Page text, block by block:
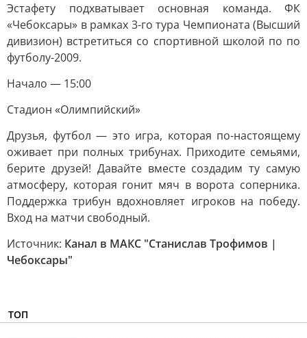
Эстафету подхватывает основная команда. ФК
«Чебоксары» в рамках 3-го тура Чемпионата (Высший
дивизион) встретиться со спортивной школой по по
футболу-2009.
Начало — 15:00
Стадион «Олимпийский»
Друзья, футбол — это игра, которая по-настоящему
оживает при полных трибунах. Приходите семьями,
берите друзей! Давайте вместе создадим ту самую
атмосферу, которая гонит мяч в ворота соперника.
Поддержка трибун вдохновляет игроков на победу.
Вход на матчи свободный.
Источник: Канал в МАКС "Станислав Трофимов |
Чебоксары"
ТОП